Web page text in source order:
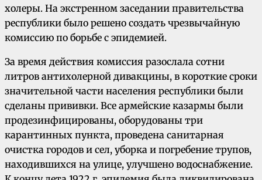
холеры. На экстренном заседании правительства
республики было решено создать чрезвычайную
комиссию по борьбе с эпидемией.
За время действия комиссия разослала сотни
литров антихолерной дивакцины, в короткие сроки
значительной части населения республики были
сделаны прививки. Все армейские казармы были
продезинфицированы, оборудованы три
карантинных пункта, проведена санитарная
очистка городов и сел, уборка и погребение трупов,
находившихся на улице, улучшено водоснабжение.